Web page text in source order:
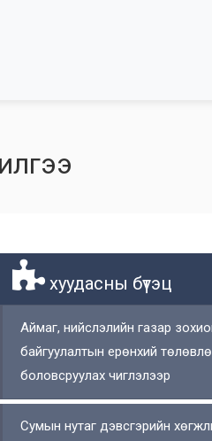
хуудасны бүтэц
Аймаг, нийслэлийн газар
байгуулалтын ерөнхий
боловсруулах чиглэлээр
Сумын нутаг дэвсгэрийн